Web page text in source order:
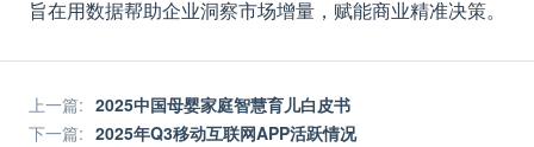
旨在用数据帮助企业洞察市场增量，赋能商业精准决策。
上一篇: 2025中国母婴家庭智慧育儿白皮书
下一篇: 2025年Q3移动互联网APP活跃情况